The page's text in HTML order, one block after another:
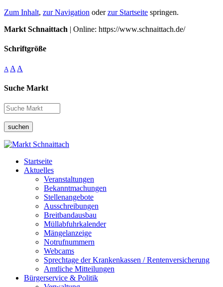
Zum Inhalt, zur Navigation oderzur Startseite springen.
Markt Schnaittach | Online: https://www.schnaittach.de/
Schriftgröße
A A A
Suche Markt
suchen
Startseite
Aktuelles
Veranstaltungen
Bekanntmachungen
Stellenangebote
Ausschreibungen
Breitbandausbau
Müllabfuhrkalender
Mängelanzeige
Notrufnummern
Webcams
Sprechtage der Krankenkassen / Rentenversicherung
Amtliche Mitteilungen
Bürgerservice & Politik